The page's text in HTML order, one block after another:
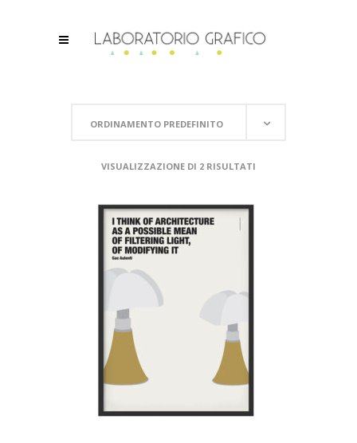
ORDINAMENTO PREDEFINITO
VISUALIZZAZIONE DI 2 RISULTATI